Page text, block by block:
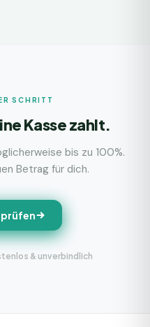
SCHRITT
Kasse zahlt.
bis zu 100%.
Betrag für dich.
& unverbindlich